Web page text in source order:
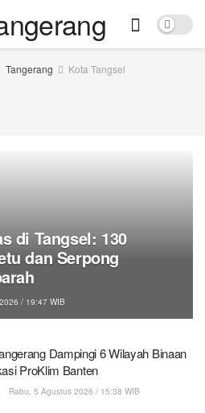
Tangerang Kota Tangsel
di Tangsel: 130
dan Serpong
/ 19:47 WIB
Dampingi 6 Wilayah Binaan
ProKlim Banten
Rabu, 5 Agustus 2026 / 15:38 WIB